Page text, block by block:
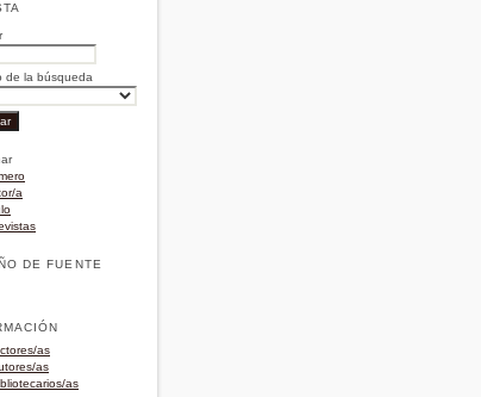
de la búsqueda
a
DE FUENTE
as
as
as